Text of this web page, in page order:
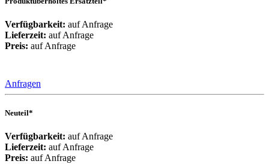
Verfügbarkeit: auf Anfrage
Lieferzeit: auf Anfrage
Preis: auf Anfrage
Anfragen
Neuteil*
Verfügbarkeit: auf Anfrage
Lieferzeit: auf Anfrage
Preis: auf Anfrage